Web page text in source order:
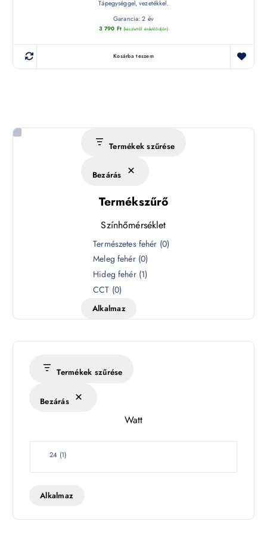
Tápegységgel, vezetékkel.
Garancia: 2 év
3 790 Ft (készletről érdeklődjön)
Kosárba teszem
Termékek szűrése
Bezárás
Termékszűrő
Színhőmérséklet
é
s
k
Természetes fehér (0)
Meleg fehér (0)
Hideg fehér (1)
CCT (0)
Alkalmaz
Termékek szűrése
Bezárás
Watt
W
t
24 (1)
Alkalmaz